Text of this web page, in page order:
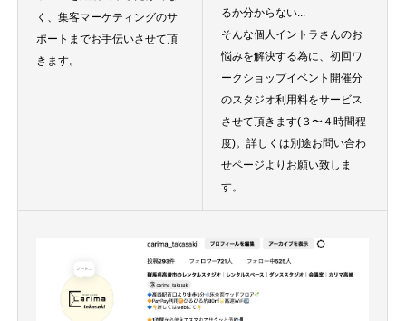
く、集客マーケティングのサ
ポートまでお手伝いさせて頂
きます。
るか分からない...
そんな個人イントラさんのお
悩みを解決する為に、初回ワ
ークショップイベント開催分
のスタジオ利用料をサービス
させて頂きます(３〜４時間程
度)。詳しくは別途お問い合わ
せページよりお願い致しま
す。